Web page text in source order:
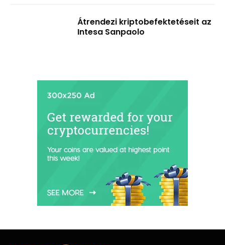
Átrendezi kriptobefektetéseit az
Intesa Sanpaolo